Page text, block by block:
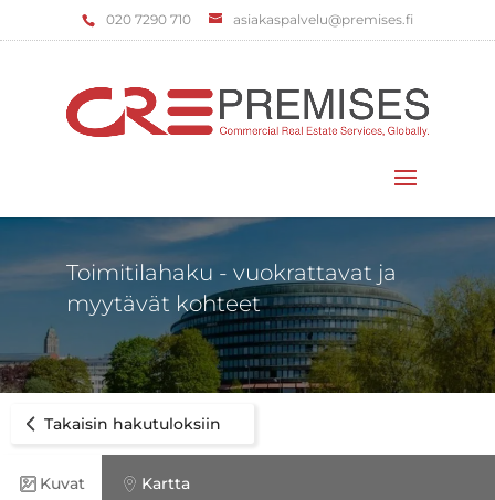
‌020 7290 710 asiakaspalvelu@premises.fi
Toimitilahaku - vuokrattavat ja
myytävät kohteet
Takaisin hakutuloksiin
Kuvat Kartta